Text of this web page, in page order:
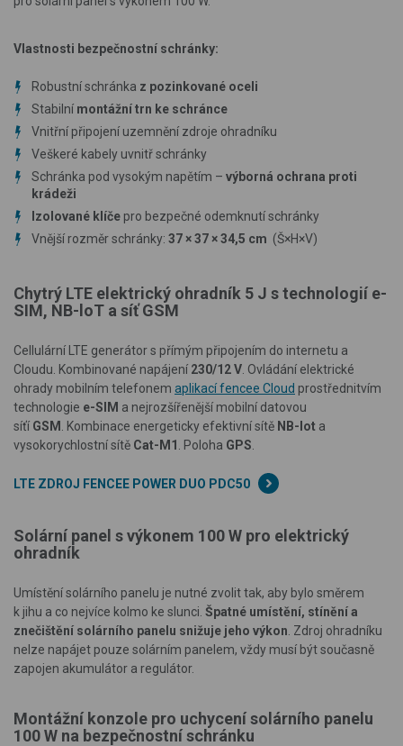
Vlastnosti bezpečnostní schránky:
Robustní schránka z pozinkované oceli
Stabilní montážní trn ke schránce
Vnitřní připojení uzemnění zdroje ohradníku
Veškeré kabely uvnitř schránky
Schránka pod vysokým napětím – výborná ochrana proti
krádeži
Izolované klíče pro bezpečné odemknutí schránky
Vnější rozměr schránky: 37 × 37 × 34,5 cm (Š×H×V)
Chytrý LTE elektrický ohradník 5 J s technologií e-
SIM, NB-loT a síť GSM
Cellulární LTE generátor s přímým připojením do internetu a
Cloudu. Kombinované napájení 230/12 V . Ovládání elektrické
ohrady mobilním telefonem aplikací fencee Cloud prostřednitvím
technologie e-SIM a nejrozšířenější mobilní datovou
síťí GSM Kombinace energeticky efektivní sítě NB-Iot a
vysokorychlostní sítě Cat-M1 . Poloha GPS
LTE ZDROJ FENCEE POWER DUO PDC50
Solární panel s výkonem 100 W pro elektrický
ohradník
Umístění solárního panelu je nutné zvolit tak, aby bylo směrem
k jihu a co nejvíce kolmo ke slunci. Špatné umístění, stínění a
znečištění solárního panelu snižuje jeho výkon . Zdroj ohradníku
nelze napájet pouze solárním panelem, vždy musí být současně
zapojen akumulátor a regulátor.
Montážní konzole pro uchycení solárního panelu
100 W na bezpečnostní schránku